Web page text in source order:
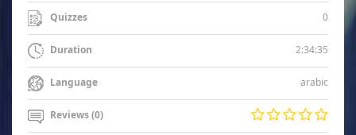
Quizzes 0
Duration 2:34:35
Language arabic
Reviews (0)